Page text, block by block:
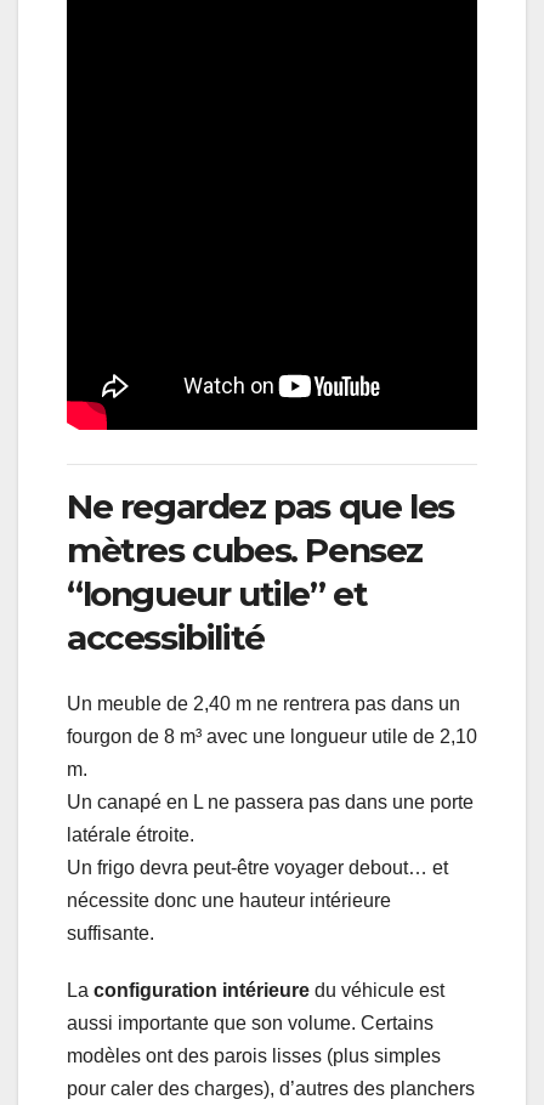
Ne regardez pas que les
mètres cubes. Pensez
“longueur utile” et
accessibilité
Un meuble de 2,40 m ne rentrera pas dans un
fourgon de 8 m³ avec une longueur utile de 2,10
m.
Un canapé en L ne passera pas dans une porte
latérale étroite.
Un frigo devra peut-être voyager debout… et
nécessite donc une hauteur intérieure
suffisante.
La configuration intérieure du véhicule est
aussi importante que son volume. Certains
modèles ont des parois lisses (plus simples
pour caler des charges), d’autres des planchers